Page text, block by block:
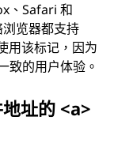
、Safari 和
览器都支持
用该标记，因为
致的用户体验。
址的 <a>